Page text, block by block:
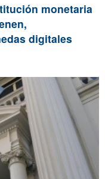
monetaria
digitales